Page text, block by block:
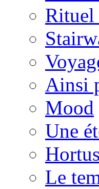
Rituel
Ainsi
Mood
Une
Le